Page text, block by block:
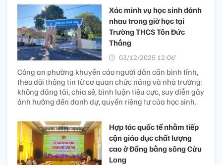
Xác minh vụ học sinh đánh
nhau trong giờ học tại
Trường THCS Tôn Đức
Thắng
03/12/2025 12:06’
Công an phường khuyến cáo người dân cần bình tĩnh,
theo dõi thông tin từ cơ quan chức năng và nhà trường;
không đăng tải, chia sẻ, bình luận tiêu cực, suy diễn gây
ảnh hưởng đến danh dự, quyền riêng tư của học sinh.
Hợp tác quốc tế nhằm tiếp
cận giáo dục chất lượng
cao ở Đồng bằng sông Cửu
Long